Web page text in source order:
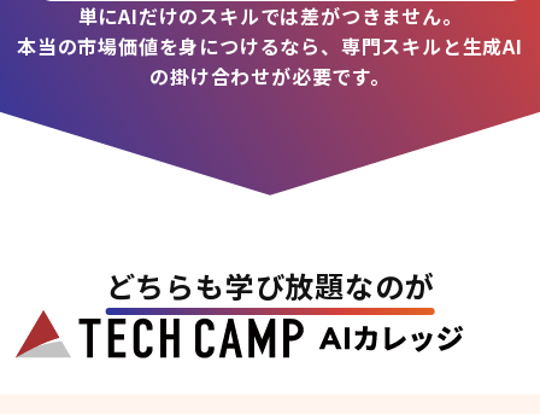
単にAIだけのスキルでは差がつきません。
本当の市場価値を身につけるなら、専門スキルと生成AI
の掛け合わせが必要です。
どちらも学び放題なのが